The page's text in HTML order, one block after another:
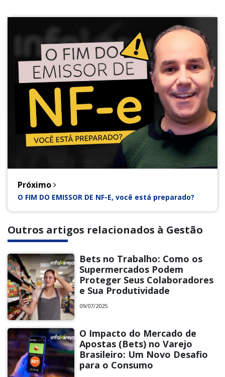
Próximo
O FIM DO EMISSOR DE NF-E, você está preparado?
Outros artigos relacionados à Gestão
Bets no Trabalho: Como os
Supermercados Podem
Proteger Seus Colaboradores
e Sua Produtividade
09/07/2025
O Impacto do Mercado de
Apostas (Bets) no Varejo
Brasileiro: Um Novo Desafio
para o Consumo